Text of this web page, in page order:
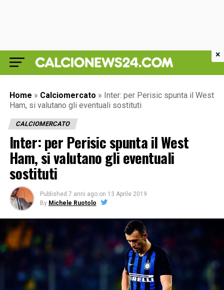
Home » Calciomercato » Inter: per Perisic spunta il West
Ham, si valutano gli eventuali sostituti
CALCIOMERCATO
Inter: per Perisic spunta il West
Ham, si valutano gli eventuali
sostituti
Published 7 anni ago on 13 Aprile 2019
By Michele Ruotolo
×